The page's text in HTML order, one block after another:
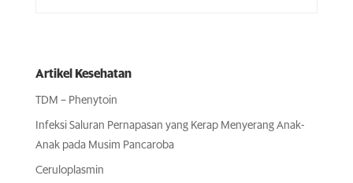
Artikel Kesehatan
TDM – Phenytoin
Infeksi Saluran Pernapasan yang Kerap Menyerang Anak-
Anak pada Musim Pancaroba
Ceruloplasmin